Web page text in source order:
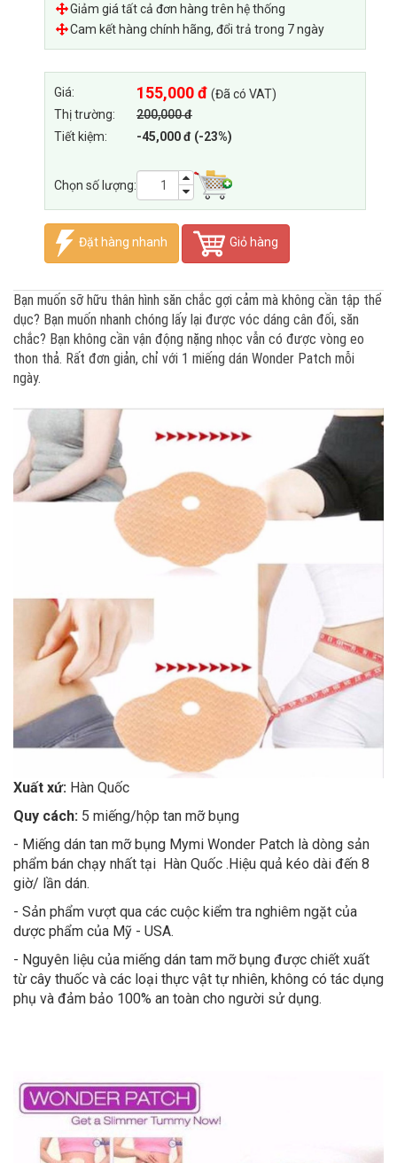
Giảm giá tất cả đơn hàng trên hệ thống
Cam kết hàng chính hãng, đổi trả trong 7 ngày
Giá: 155,000 đ (Đã có VAT)
Thị trường:
200,000 đ
Tiết kiệm:
-45,000 đ (-23%)
Chọn số lượng:
Đặt hàng nhanh Giỏ hàng
Bạn muốn sỡ hữu thân hình săn chắc gợi cảm mà không cần tập thể
dục? Bạn muốn nhanh chóng lấy lại được vóc dáng cân đối, săn
chắc? Bạn không cần vận động nặng nhọc vẫn có được vòng eo
thon thả. Rất đơn giản, chỉ với 1 miếng dán Wonder Patch mỗi
ngày.
Xuất xứ: Hàn Quốc
Quy cách: 5 miếng/hộp tan mỡ bụng
- Miếng dán tan mỡ bụng Mymi Wonder Patch là dòng sản
phẩm bán chạy nhất tại Hàn Quốc .Hiệu quả kéo dài đến 8
giờ/ lần dán.
- Sản phẩm vượt qua các cuộc kiểm tra nghiêm ngặt của
dược phẩm của Mỹ - USA.
- Nguyên liệu của miếng dán tam mỡ bụng được chiết xuất
từ cây thuốc và các loại thực vật tự nhiên, không có tác dụng
phụ và đảm bảo 100% an toàn cho người sử dụng.